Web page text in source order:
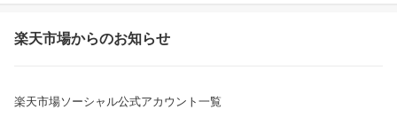
楽天市場からのお知らせ
楽天市場ソーシャル公式アカウント一覧